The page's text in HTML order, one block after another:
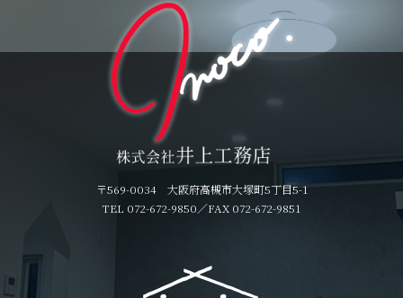
〒569-0034 大阪府高槻市大塚町5丁目5-1
TEL 072-672-9850／FAX 072-672-9851